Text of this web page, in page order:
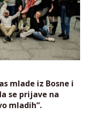
mlade iz Bosne i
se prijave na
mladih“.